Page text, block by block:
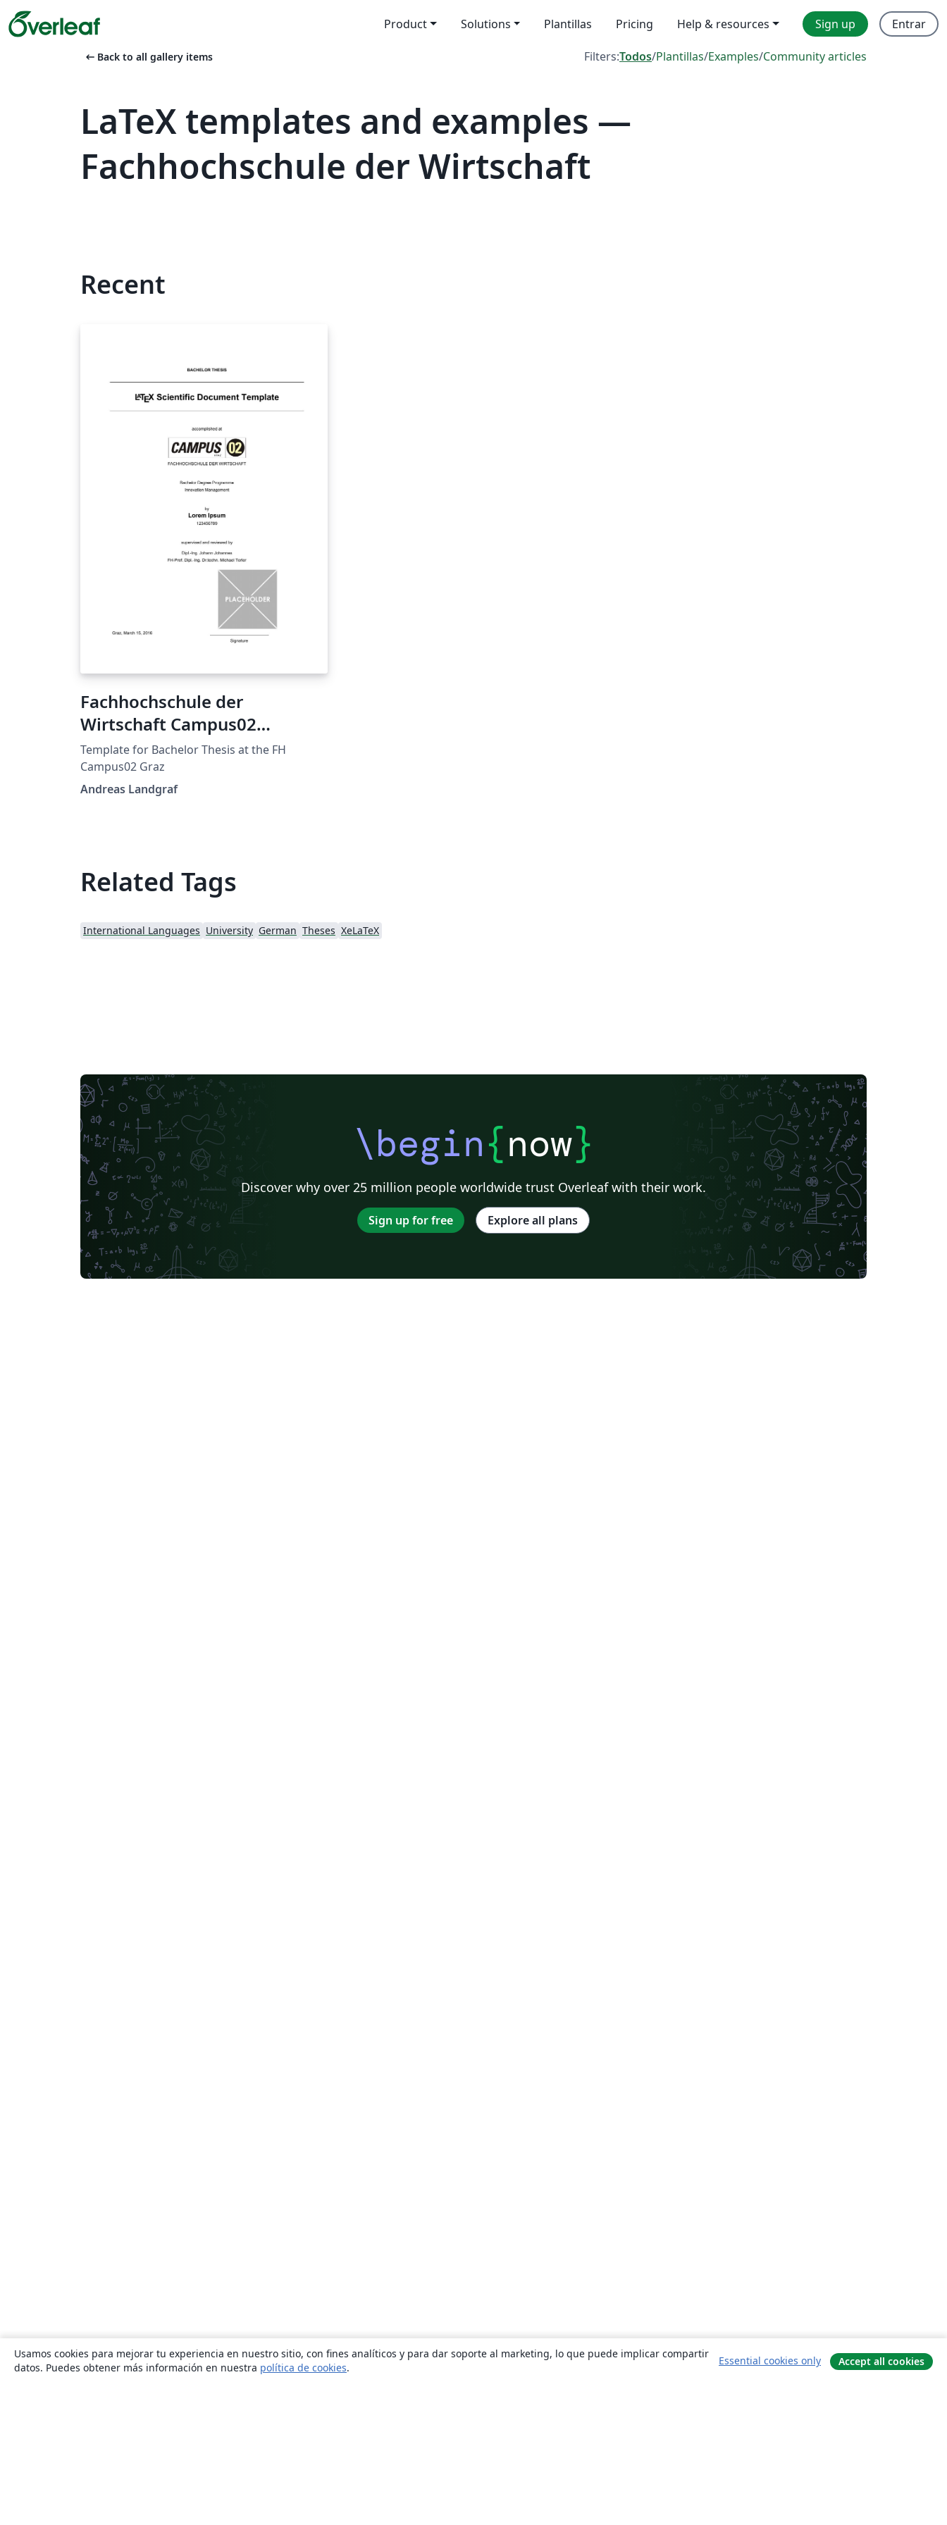
Product Solutions Plantillas Pricing Help & resources Sign up Entrar
arrow_left_alt Back to all gallery items Filters:Todos/Plantillas/Examples/Community articles
LaTeX templates and examples —
Fachhochschule der Wirtschaft
Recent
Fachhochschule der
Wirtschaft Campus02
Template
Template for Bachelor Thesis at the FH
Campus02 Graz
Andreas Landgraf
Related Tags
International Languages University German Theses XeLaTeX
\begin{now}
Discover why over 25 million people worldwide trust Overleaf with their work.
Sign up for free Explore all plans
Usamos cookies para mejorar tu experiencia en nuestro sitio, con fines analíticos y para dar soporte al marketing, lo que puede implicar compartir
datos. Puedes obtener más información en nuestra política de cookies.
Essential cookies only Accept all cookies